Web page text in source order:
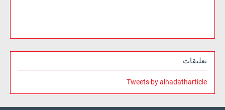
تعليقات
Tweets by alhadatharticle